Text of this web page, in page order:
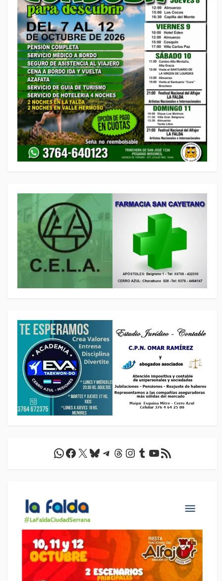
WhatsApp
Facebook
X Bluesky
Telegram
Threads
Instagram
Tumblr
YouTube
Feed RSS